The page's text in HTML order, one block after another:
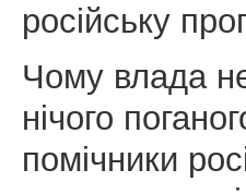
російську
Чому влада
нічого
помічники